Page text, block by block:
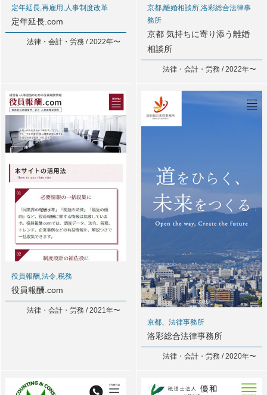
定年延長,再雇用,人事制度改革
定年延長.com
法律・会計・労務 / 2022年〜
京都,離婚相談所,洛彩総合法律事
務所
京都 気持ちに寄り添う離婚
相談所
法律・会計・労務 / 2022年〜
役員報酬,法令,税務
役員報酬.com
法律・会計・労務 / 2021年〜
京都、法律事務所
洛彩総合法律事務所
法律・会計・労務 / 2020年〜